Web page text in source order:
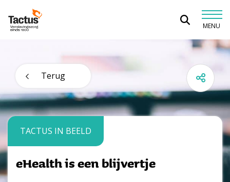
Spring naar content
MENU
Terug
TACTUS IN BEELD
eHealth is een blijvertje